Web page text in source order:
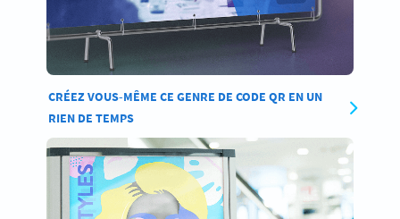
CRÉEZ VOUS-MÊME CE GENRE DE CODE QR EN UN
RIEN DE TEMPS